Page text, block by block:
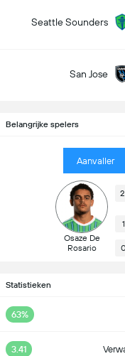
Seattle Sounders
San Jose
Belangrijke spelers
Aanvaller
Osaze De
Rosario
2
1
0
Statistieken
63%
3.41